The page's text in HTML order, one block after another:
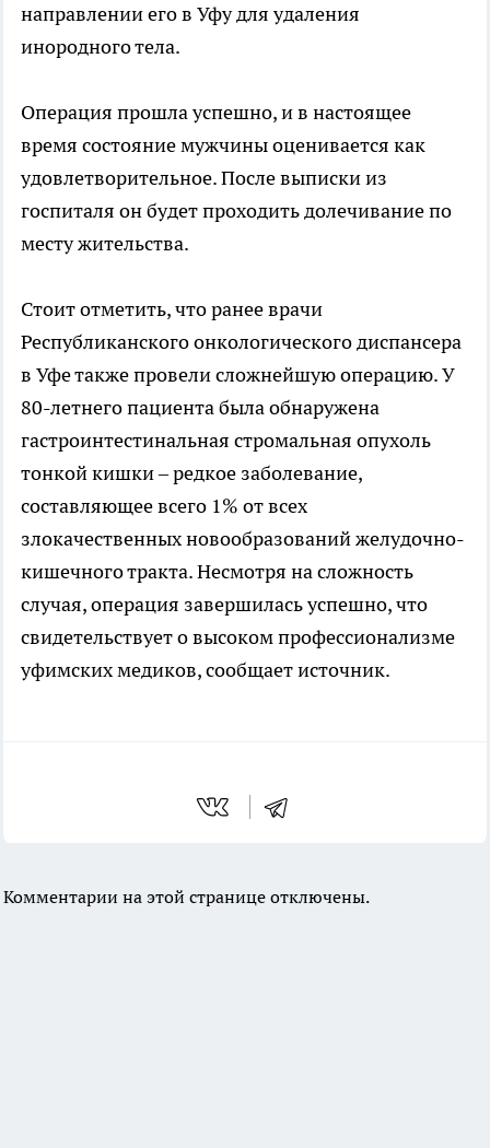
направлении его в Уфу для удаления
инородного тела.
Операция прошла успешно, и в настоящее
время состояние мужчины оценивается как
удовлетворительное. После выписки из
госпиталя он будет проходить долечивание по
месту жительства.
Стоит отметить, что ранее врачи
Республиканского онкологического диспансера
в Уфе также провели сложнейшую операцию. У
80-летнего пациента была обнаружена
гастроинтестинальная стромальная опухоль
тонкой кишки – редкое заболевание,
составляющее всего 1% от всех
злокачественных новообразований желудочно-
кишечного тракта. Несмотря на сложность
случая, операция завершилась успешно, что
свидетельствует о высоком профессионализме
уфимских медиков, сообщает источник.
Комментарии на этой странице отключены.